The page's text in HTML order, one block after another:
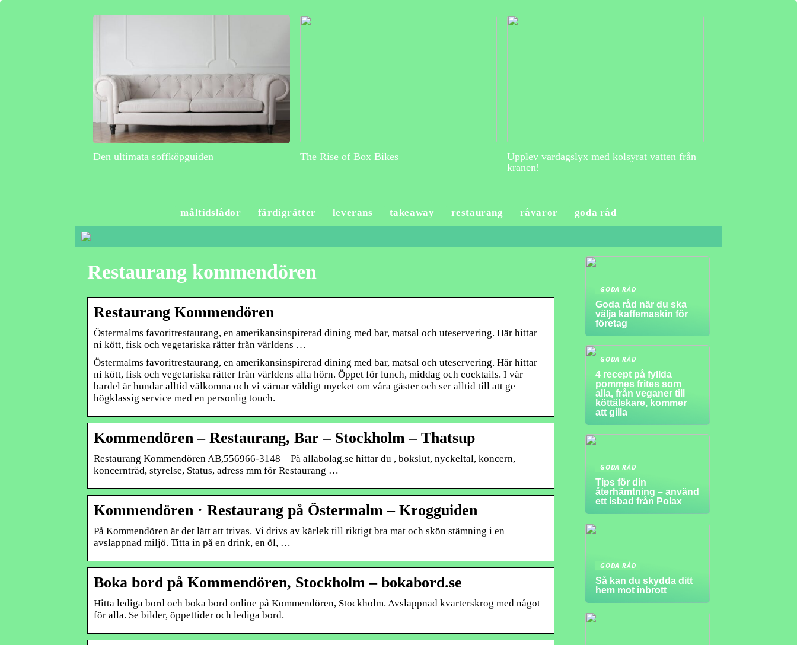
Den ultimata soffköpguiden The Rise of Box Bikes
Upplev vardagslyx med kolsyrat vatten från
kranen!
måltidslådor färdigrätter leverans takeaway restaurang råvaror goda råd
Restaurang kommendören
Restaurang Kommendören
Östermalms favoritrestaurang, en amerikansinspirerad dining med bar, matsal och uteservering. Här hittar
ni kött, fisk och vegetariska rätter från världens …
Östermalms favoritrestaurang, en amerikansinspirerad dining med bar, matsal och uteservering. Här hittar
ni kött, fisk och vegetariska rätter från världens alla hörn. Öppet för lunch, middag och cocktails. I vår
bardel är hundar alltid välkomna och vi värnar väldigt mycket om våra gäster och ser alltid till att ge
högklassig service med en personlig touch.
Kommendören – Restaurang, Bar – Stockholm – Thatsup
Restaurang Kommendören AB,556966-3148 – På allabolag.se hittar du , bokslut, nyckeltal, koncern,
koncernträd, styrelse, Status, adress mm för Restaurang …
Kommendören · Restaurang på Östermalm – Krogguiden
På Kommendören är det lätt att trivas. Vi drivs av kärlek till riktigt bra mat och skön stämning i en
avslappnad miljö. Titta in på en drink, en öl, …
Boka bord på Kommendören, Stockholm – bokabord.se
Hitta lediga bord och boka bord online på Kommendören, Stockholm. Avslappnad kvarterskrog med något
för alla. Se bilder, öppettider och lediga bord.
GODA RÅD
Goda råd när du ska
välja kaffemaskin för
företag
GODA RÅD
4 recept på fyllda
pommes frites som
alla, från veganer till
köttälskare, kommer
att gilla
GODA RÅD
Tips för din
återhämtning – använd
ett isbad från Polax
GODA RÅD
Så kan du skydda ditt
hem mot inbrott